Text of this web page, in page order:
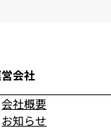
会社
会社概要
お知らせ